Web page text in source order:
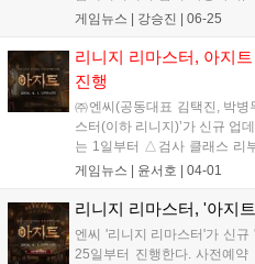
제공합니다. 이번 업데이트는
해 상세 내용이 공개되었습니
가능합니다....
게임뉴스 | 강승진 06-25
리니지 리마스터, 아지
진행
㈜엔씨(공동대표 김택진, 박병
스터(이하 리니지)’가 신규 업
는 1일부터 △검사 클래스 리
즐길 수 있다. 이후 8일에는 추
게임뉴스 | 윤서호 04-01
리니지 리마스터, '아지
엔씨 '리니지 리마스터'가 신
25일부터 진행한다. 사전예